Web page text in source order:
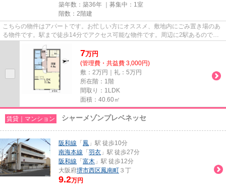
築年数：築36年 ｜募集中： 1室
階数：2階建
こちらの物件はアパートです。お忙しい方にオススメ、敷地内にごみ置き場のあ
る物件です。駅まで徒歩14分でアクセス可能な物件です。周辺に2駅あるので電
車通勤しやすいです。できるだ...
7万円
(管理費・共益費 3,000円)
敷：2万円｜礼：5万円
所在階：1階
間取り：1LDK
面積：40.60㎡
賃貸｜マンション シャーメゾンプレベネッセ
阪和線 「 鳳 」駅 徒歩10分
南海本線 「 羽衣 」駅 徒歩27分
阪和線 「 富木 」駅 徒歩12分
大阪府堺市西区鳳南町 ３丁
9.2万円